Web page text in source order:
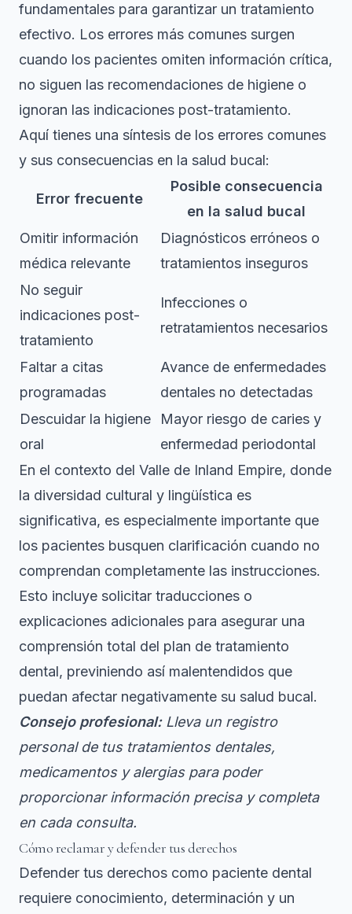
fundamentales para garantizar un tratamiento
efectivo. Los errores más comunes surgen
cuando los pacientes omiten información crítica,
no siguen las recomendaciones de higiene o
ignoran las indicaciones post-tratamiento.
Aquí tienes una síntesis de los errores comunes
y sus consecuencias en la salud bucal:
Error frecuente
Posible consecuencia
en la salud bucal
Omitir información
médica relevante
Diagnósticos erróneos o
tratamientos inseguros
No seguir
indicaciones post-
tratamiento
Infecciones o
retratamientos necesarios
Faltar a citas
programadas
Avance de enfermedades
dentales no detectadas
Descuidar la higiene
oral
Mayor riesgo de caries y
enfermedad periodontal
En el contexto del Valle de Inland Empire, donde
la diversidad cultural y lingüística es
significativa, es especialmente importante que
los pacientes busquen clarificación cuando no
comprendan completamente las instrucciones.
Esto incluye solicitar traducciones o
explicaciones adicionales para asegurar una
comprensión total del plan de tratamiento
dental, previniendo así malentendidos que
puedan afectar negativamente su salud bucal.
Consejo profesional: Lleva un registro
personal de tus tratamientos dentales,
medicamentos y alergias para poder
proporcionar información precisa y completa
en cada consulta.
Cómo reclamar y defender tus derechos
Defender tus derechos como paciente dental
requiere conocimiento, determinación y un